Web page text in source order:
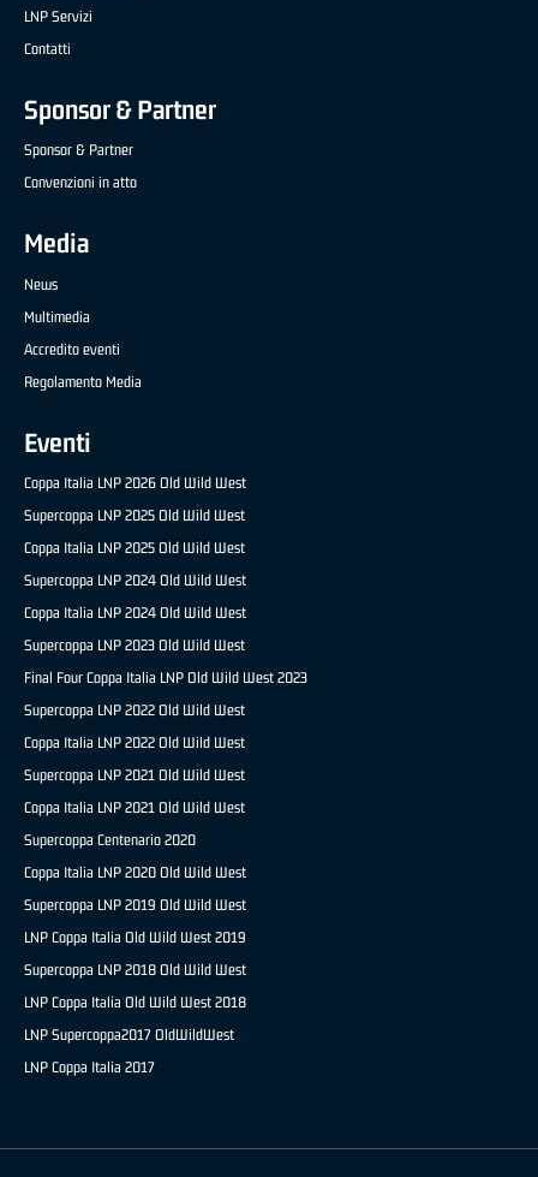
LNP Servizi
Contatti
Sponsor & Partner
Sponsor & Partner
Convenzioni in atto
Media
News
Multimedia
Accredito eventi
Regolamento Media
Eventi
Coppa Italia LNP 2026 Old Wild West
Supercoppa LNP 2025 Old Wild West
Coppa Italia LNP 2025 Old Wild West
Supercoppa LNP 2024 Old Wild West
Coppa Italia LNP 2024 Old Wild West
Supercoppa LNP 2023 Old Wild West
Final Four Coppa Italia LNP Old Wild West 2023
Supercoppa LNP 2022 Old Wild West
Coppa Italia LNP 2022 Old Wild West
Supercoppa LNP 2021 Old Wild West
Coppa Italia LNP 2021 Old Wild West
Supercoppa Centenario 2020
Coppa Italia LNP 2020 Old Wild West
Supercoppa LNP 2019 Old Wild West
LNP Coppa Italia Old Wild West 2019
Supercoppa LNP 2018 Old Wild West
LNP Coppa Italia Old Wild West 2018
LNP Supercoppa2017 OldWildWest
LNP Coppa Italia 2017